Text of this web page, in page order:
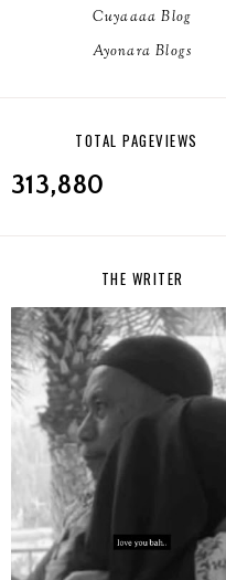
Cuyaaaa Blog
Ayonara Blogs
TOTAL PAGEVIEWS
313,880
THE WRITER